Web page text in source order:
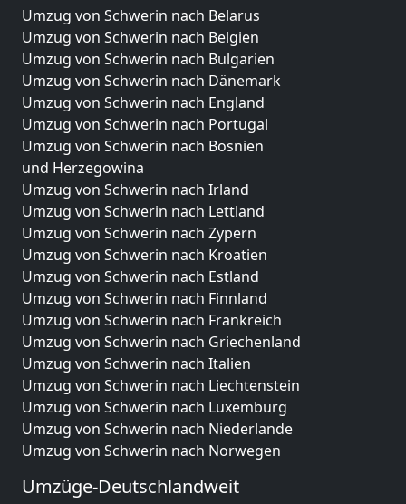
Umzug von Schwerin nach Belarus
Umzug von Schwerin nach Belgien
Umzug von Schwerin nach Bulgarien
Umzug von Schwerin nach Dänemark
Umzug von Schwerin nach England
Umzug von Schwerin nach Portugal
Umzug von Schwerin nach Bosnien
und Herzegowina
Umzug von Schwerin nach Irland
Umzug von Schwerin nach Lettland
Umzug von Schwerin nach Zypern
Umzug von Schwerin nach Kroatien
Umzug von Schwerin nach Estland
Umzug von Schwerin nach Finnland
Umzug von Schwerin nach Frankreich
Umzug von Schwerin nach Griechenland
Umzug von Schwerin nach Italien
Umzug von Schwerin nach Liechtenstein
Umzug von Schwerin nach Luxemburg
Umzug von Schwerin nach Niederlande
Umzug von Schwerin nach Norwegen
Umzüge-Deutschlandweit